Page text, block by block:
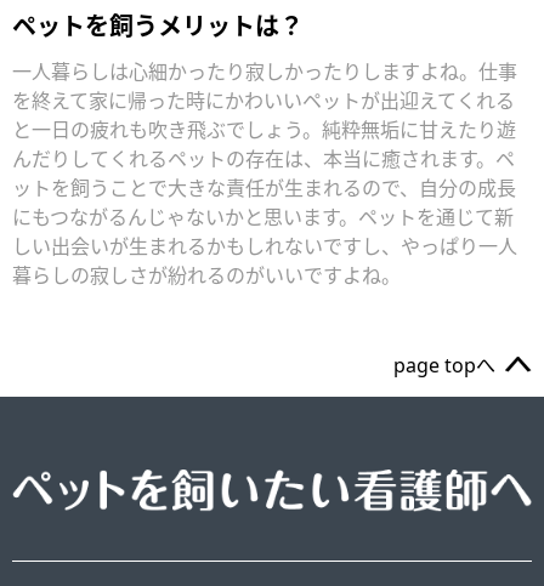
ペットを飼うメリットは？
一人暮らしは心細かったり寂しかったりしますよね。仕事
を終えて家に帰った時にかわいいペットが出迎えてくれる
と一日の疲れも吹き飛ぶでしょう。純粋無垢に甘えたり遊
んだりしてくれるペットの存在は、本当に癒されます。ペ
ットを飼うことで大きな責任が生まれるので、自分の成長
にもつながるんじゃないかと思います。ペットを通じて新
しい出会いが生まれるかもしれないですし、やっぱり一人
暮らしの寂しさが紛れるのがいいですよね。
page topへ